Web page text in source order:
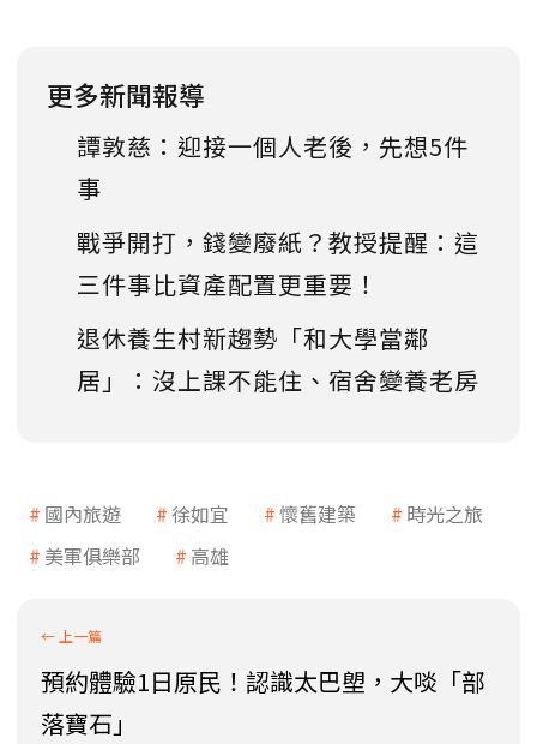
更多新聞報導
譚敦慈：迎接一個人老後，先想5件
事
戰爭開打，錢變廢紙？教授提醒：這
三件事比資產配置更重要！
退休養生村新趨勢「和大學當鄰
居」：沒上課不能住、宿舍變養老房
國內旅遊 徐如宜 懷舊建築
時光之旅
美軍俱樂部
高雄
預約體驗1日原民！認識太巴塱，大啖「部
落寶石」